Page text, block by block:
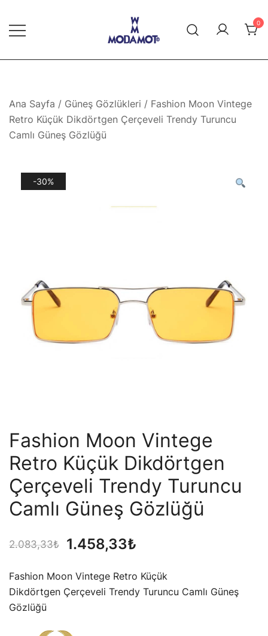
content
Modamot E-Ticaret
0
Ana Sayfa / Güneş Gözlükleri / Fashion Moon Vintege
Retro Küçük Dikdörtgen Çerçeveli Trendy Turuncu
Camlı Güneş Gözlüğü
-30%
Fashion Moon Vintege
Retro Küçük Dikdörtgen
Çerçeveli Trendy Turuncu
Camlı Güneş Gözlüğü
2.083,33₺
Orijinal
2.083,33₺.
1.458,33₺
fiyat:
Fashion Moon Vintege Retro Küçük
Dikdörtgen Çerçeveli Trendy Turuncu Camlı Güneş
Gözlüğü